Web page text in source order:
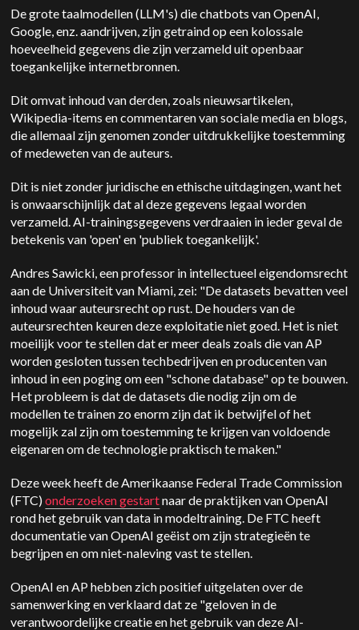
De grote taalmodellen (LLM's) die chatbots van OpenAI,
Google, enz. aandrijven, zijn getraind op een kolossale
hoeveelheid gegevens die zijn verzameld uit openbaar
toegankelijke internetbronnen.
Dit omvat inhoud van derden, zoals nieuwsartikelen,
Wikipedia-items en commentaren van sociale media en blogs,
die allemaal zijn genomen zonder uitdrukkelijke toestemming
of medeweten van de auteurs.
Dit is niet zonder juridische en ethische uitdagingen, want het
is onwaarschijnlijk dat al deze gegevens legaal worden
verzameld. AI-trainingsgegevens verdraaien in ieder geval de
betekenis van 'open' en 'publiek toegankelijk'.
Andres Sawicki, een professor in intellectueel eigendomsrecht
aan de Universiteit van Miami, zei: "De datasets bevatten veel
inhoud waar auteursrecht op rust. De houders van de
auteursrechten keuren deze exploitatie niet goed. Het is niet
moeilijk voor te stellen dat er meer deals zoals die van AP
worden gesloten tussen techbedrijven en producenten van
inhoud in een poging om een "schone database" op te bouwen.
Het probleem is dat de datasets die nodig zijn om de
modellen te trainen zo enorm zijn dat ik betwijfel of het
mogelijk zal zijn om toestemming te krijgen van voldoende
eigenaren om de technologie praktisch te maken."
Deze week heeft de Amerikaanse Federal Trade Commission
(FTC)onderzoeken gestartnaar de praktijken van OpenAI
rond het gebruik van data in modeltraining. De FTC heeft
documentatie van OpenAI geëist om zijn strategieën te
begrijpen en om niet-naleving vast te stellen.
OpenAI en AP hebben zich positief uitgelaten over de
samenwerking en verklaard dat ze "geloven in de
verantwoordelijke creatie en het gebruik van deze AI-